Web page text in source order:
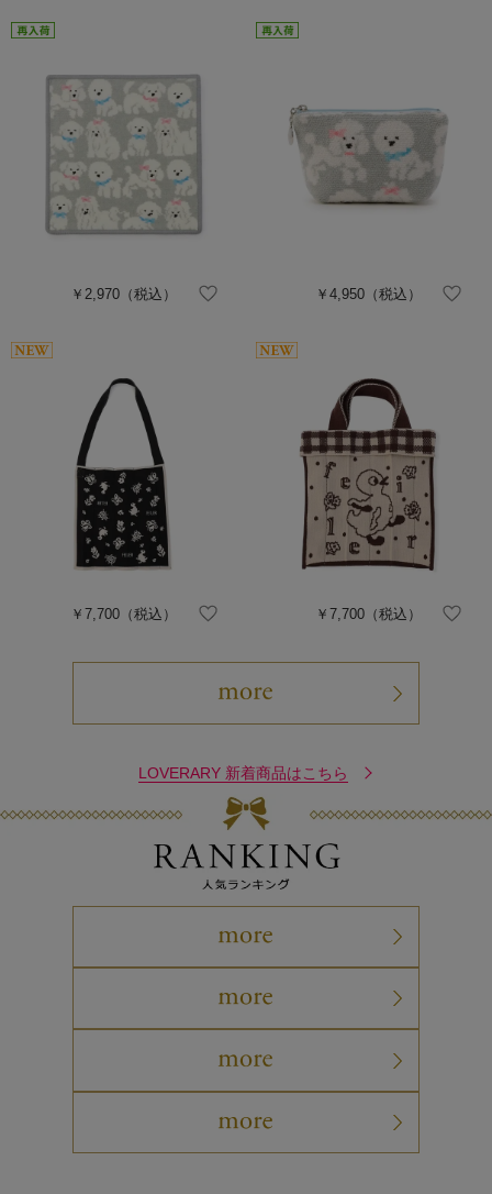
￥2,970 （税込） ￥4,950（税込）
￥7,700 （税込） ￥7,700（税込）
LOVERARY 新着商品はこちら